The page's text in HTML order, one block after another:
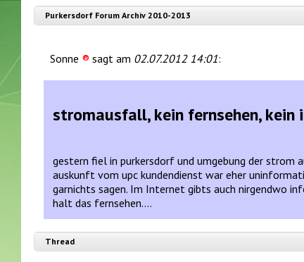
Purkersdorf Forum Archiv 2010-2013
Sonne ® sagt am 02.07.2012 14:01:
stromausfall, kein fernsehen, kein
gestern fiel in purkersdorf und umgebung der strom
auskunft vom upc kundendienst war eher
garnichts sagen. Im Internet gibts auch nirgendwo
halt das fernsehen....
Thread